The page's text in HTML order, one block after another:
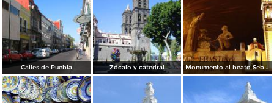
Calles de Puebla Zócalo y catedral Monumento al beato Sebastián de Aparicio